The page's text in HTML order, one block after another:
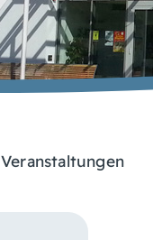
Veranstaltungen